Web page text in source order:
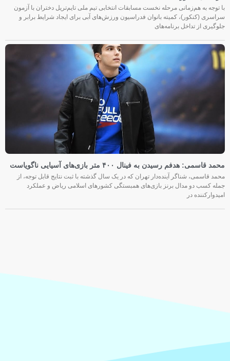
با توجه به هم‌زمانی مرحله نخست مسابقات انتخابی تیم ملی تایم‌تریل دختران با آزمون
سراسری (کنکور)، کمیته بانوان فدراسیون ورزش‌های آبی برای ایجاد شرایط برابر و
جلوگیری از تداخل برنامه‌های
محمد قاسمی: هدفم رسیدن به فینال ۴۰۰ متر بازی‌های آسیایی ناگویاست
محمد قاسمی، شناگر آینده‌دار تهران که در یک سال گذشته با ثبت نتایج قابل توجه، از
جمله کسب دو مدال برنز بازی‌های همبستگی کشورهای اسلامی ریاض و عملکرد
امیدوارکننده در